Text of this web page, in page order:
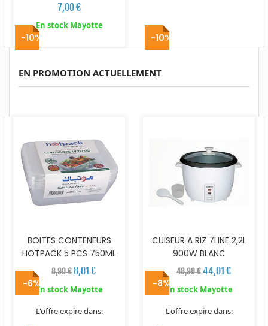
7,00 €
En stock Mayotte
EN PROMOTION ACTUELLEMENT
-10%
BOITES CONTENEURS
HOTPACK 5 PCS 750ML
8,90 €8,01 €
En stock Mayotte
L'offre expire dans:
-10%
CUISEUR A RIZ 7LINE 2,2L
900W BLANC
48,90 € 44,01 €
En stock Mayotte
L'offre expire dans:
-6% -8%